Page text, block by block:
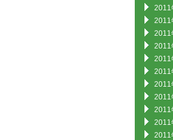
2011
2011
2011
2011
2011
2011
2011
2011
2011
2011
2011